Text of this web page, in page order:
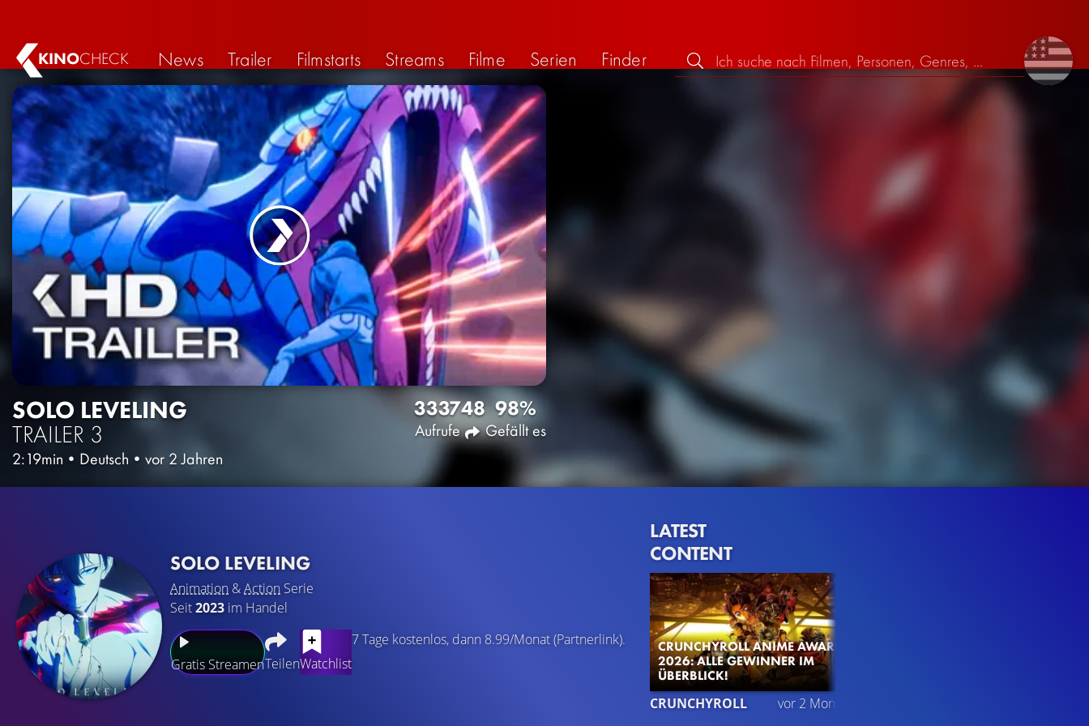
KINOCHECK News Trailer Filmstarts Streams Filme Serien Finder
SOLO LEVELING
TRAILER 3
2:19min • Deutsch • vor 2 Jahren
3337
Aufrufe
48 98%
Gefällt es
SOLO LEVELING
Animation &Action Serie
Seit2023 im Handel
Gratis StreamenTeilenWatchlist
7 Tage kostenlos, dann 8.99/Monat (Partnerlink).
LATEST
CONTENT
CRUNCHYROLL ANIME AWARDS
2026: ALLE GEWINNER IM
ÜBERBLICK!
CRUNCHYROLL vor 2 Monaten